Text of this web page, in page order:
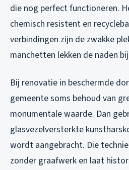
die nog perfect functioneren.
chemisch resistent en
verbindingen zijn de zwakke
manchetten lekken de naden
Bij renovatie in beschermde
gemeente soms behoud van
monumentale waarde. Dan
glasvezelversterkte
wordt aangebracht. Die
zonder graafwerk en laat